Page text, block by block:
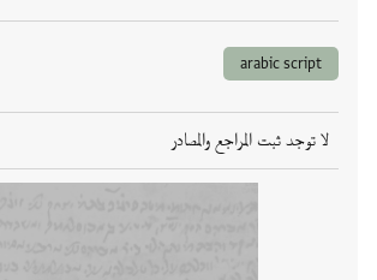
arabic script
لا توجد ثبت المراجع والمصادر